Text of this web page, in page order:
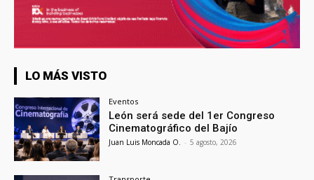
LO MÁS VISTO
Eventos
León será sede del 1er Congreso
Cinematográfico del Bajío
Juan Luis Moncada O. - 5 agosto, 2026